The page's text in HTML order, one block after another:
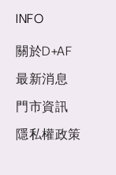
INFO
關於D+AF
最新消息
門市資訊
隱私權政策